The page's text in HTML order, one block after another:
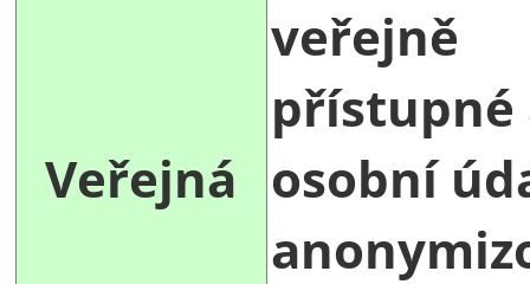
Veřejná
veřejně
přístupné
osobní